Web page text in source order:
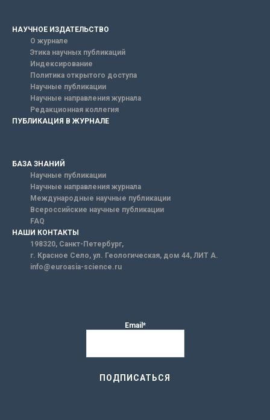
НАУЧНОЕ ИЗДАТЕЛЬСТВО
О журнале
Этика научных публикаций
Индексирование
Политика открытого доступа
Научные публикации
Научные направления журнала
Редакционная коллегия
ПУБЛИКАЦИЯ В ЖУРНАЛЕ
БАЗА ЗНАНИЙ
Научные публикации
Научные направления журнала
Международные научные публикации
Всероссийские научные публикации
FAQ
НАШИ КОНТАКТЫ
198320, Санкт-Петербург,
г. Красное Село, ул. Геологическая, дом 44, ЛИТ А.
info@euroasia-science.ru
Email*